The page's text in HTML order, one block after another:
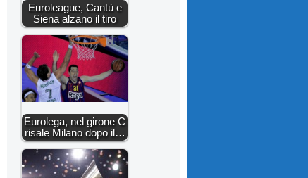
Euroleague, Cantù e
Siena alzano il tiro
Eurolega, nel girone C
risale Milano dopo il…